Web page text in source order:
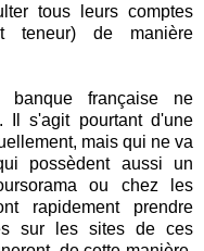
tous leurs comptes
teneur) de manière
française ne
Il s'agit pourtant d'une
mais qui ne va
possèdent aussi un
ou chez les
rapidement prendre
sur les sites de ces